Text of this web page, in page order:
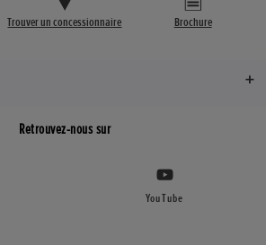
Trouver un concessionnaire Brochure
Retrouvez-nous sur
YouTube